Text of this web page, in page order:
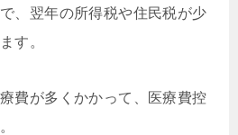
、翌年の所得税や住民税が少
す。
費が多くかかって、医療費控